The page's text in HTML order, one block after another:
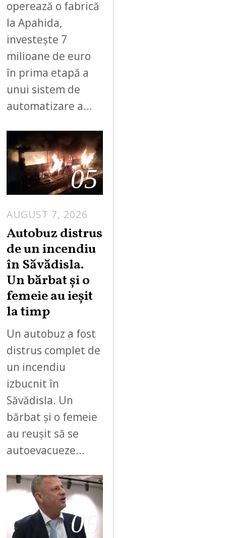
operează o fabrică
la Apahida,
investește 7
milioane de euro
în prima etapă a
unui sistem de
automatizare a…
05
AUGUST 7, 2026
Autobuz distrus
de un incendiu
în Săvădisla.
Un bărbat și o
femeie au ieșit
la timp
Un autobuz a fost
distrus complet de
un incendiu
izbucnit în
Săvădisla. Un
bărbat și o femeie
au reușit să se
autoevacueze…
06